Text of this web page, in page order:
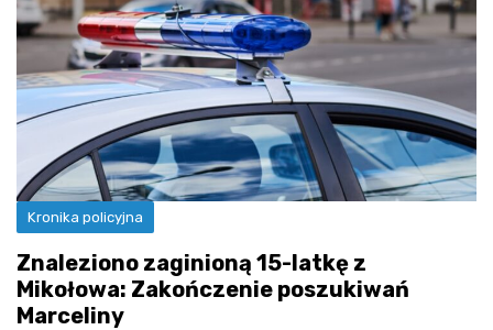
Kronika policyjna
Znaleziono zaginioną 15-latkę z
Mikołowa: Zakończenie poszukiwań
Marceliny